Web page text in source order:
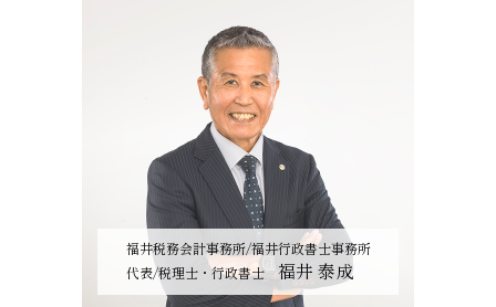
福井税務会計事務所/福井行政書士事務所
代表/税理士・行政書士福井 泰成